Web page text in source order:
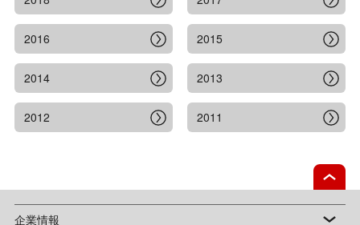
2016 2015
2014 2013
2012 2011
企業情報